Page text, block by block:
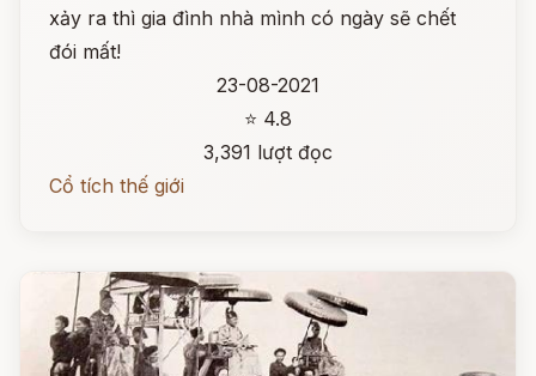
xảy ra thì gia đình nhà mình có ngày sẽ chết
đói mất!
23-08-2021
⭐ 4.8
3,391 lượt đọc
Cổ tích thế giới